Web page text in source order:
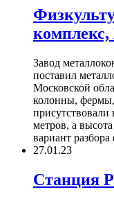
комплекс,
Завод
поставил
Московской
колонны,
метров, а
вариант
27.01.23
Станция